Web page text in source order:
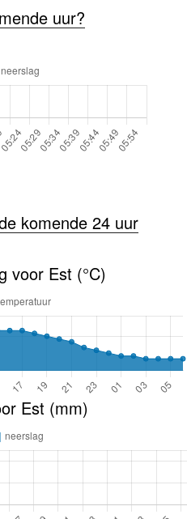
uur?
komende 24 uur
voor Est (°C)
Est (mm)